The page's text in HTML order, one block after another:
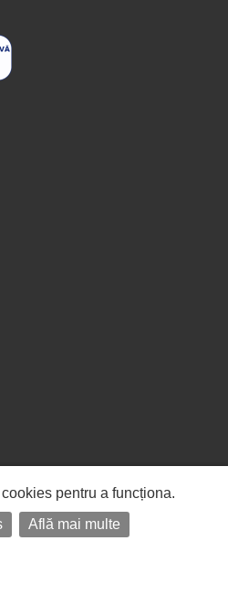
pentru a funcționa.
Află mai multe